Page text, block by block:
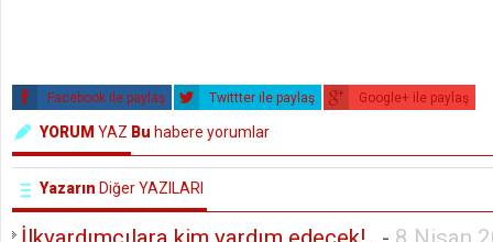
Facebook ile paylaş Twittter ile paylaş Google+ ile paylaş
YORUM YAZ Bu habere yorumlar
Yazarın Diğer YAZILARI